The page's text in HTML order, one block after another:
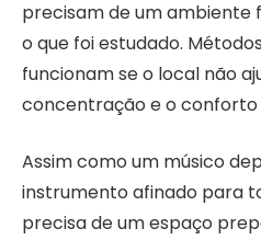
precisam de um
o que foi estudado.
funcionam se o local não
concentração e o conforto
Assim como um músico
instrumento afinado para
precisa de um espaço